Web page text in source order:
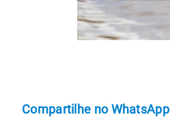
Compartilhe no WhatsApp